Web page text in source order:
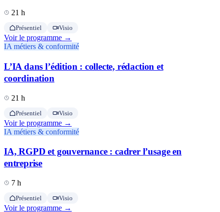
21 h
Présentiel Visio
Voir le programme →
IA métiers & conformité
L’IA dans l’édition : collecte, rédaction et
coordination
21 h
Présentiel Visio
Voir le programme →
IA métiers & conformité
IA, RGPD et gouvernance : cadrer l’usage en
entreprise
7 h
Présentiel Visio
Voir le programme →